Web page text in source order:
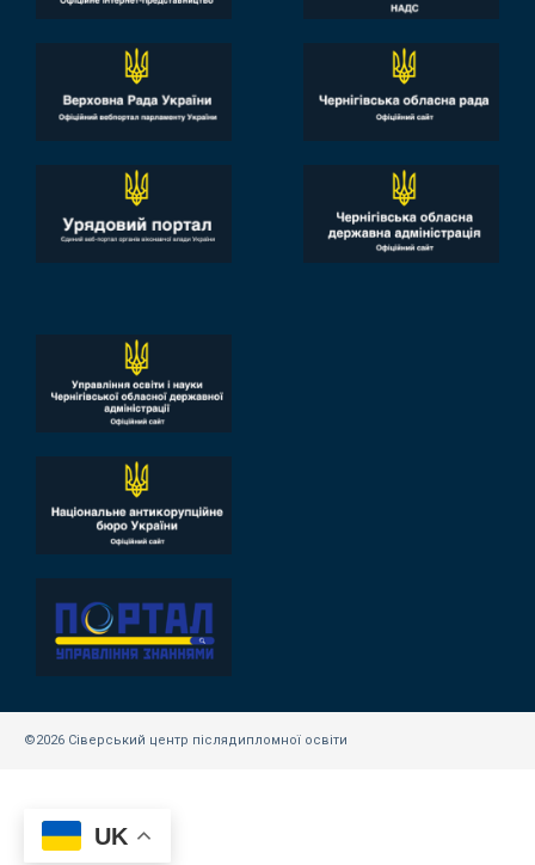
©2026 Сіверський центр післядипломної освіти
UK